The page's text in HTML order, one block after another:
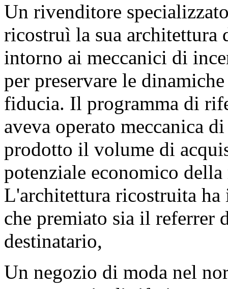
Un rivenditore
ricostruì la sua
intorno ai meccanici di
per preservare le
fiducia. Il programma di
aveva operato meccanica
prodotto il volume di
potenziale economico
L'architettura ricostruita
che premiato sia il referrer
destinatario,
Un negozio di moda nel